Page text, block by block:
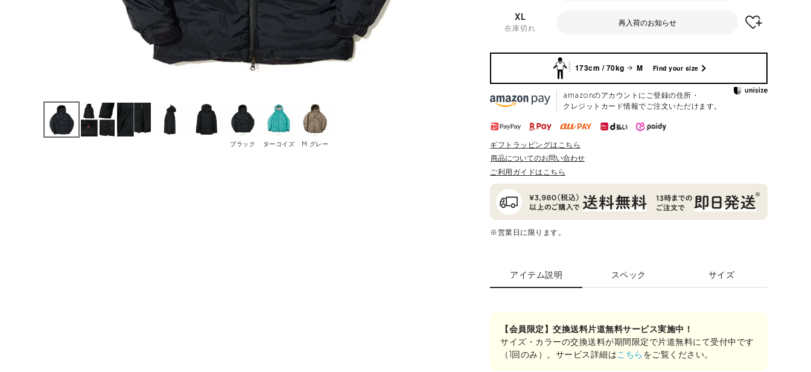
ブラック ターコイズ M.グレー
XL
在庫切れ
再入荷のお知らせ
173cm / 70kg M Find your size
amazonのアカウントにご登録の住所・
クレジットカード情報でご注文いただけます。
ギフトラッピングはこちら
商品についてのお問い合わせ
ご利用ガイドはこちら
※営業日に限ります。
アイテム説明 スペック サイズ
【会員限定】交換送料片道無料サービス実施中！
サイズ・カラーの交換送料が期間限定で片道無料にて受付中です
（1回のみ）。サービス詳細は こちら をご覧ください。